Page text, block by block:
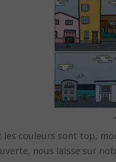
les couleurs sont top,
nous laisse sur